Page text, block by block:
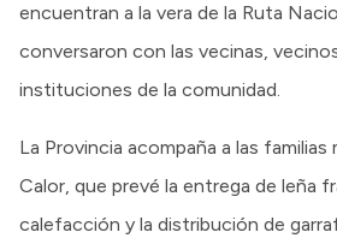
encuentran a la vera de la Ruta
conversaron con las vecinas,
instituciones de la comunidad.
La Provincia acompaña a las familias
Calor, que prevé la entrega de leña
calefacción y la distribución de